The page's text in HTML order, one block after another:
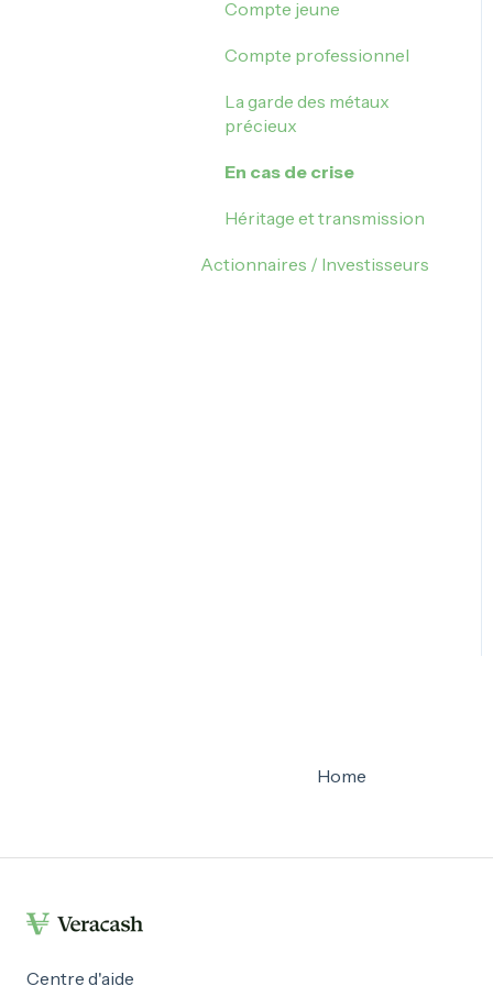
compte
Compte jeune
Compte professionnel
La garde des métaux
précieux
En cas de crise
Héritage et transmission
Actionnaires / Investisseurs
Home
Centre d'aide